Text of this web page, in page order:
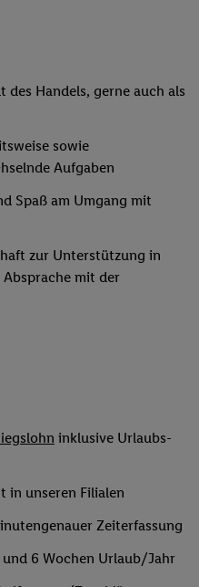
des Handels, gerne auch als
sowie
Aufgaben
Spaß am Umgang mit
zur Unterstützung in
mit der
inklusive Urlaubs-
in unseren Filialen
Zeiterfassung
6 Wochen Urlaub/Jahr